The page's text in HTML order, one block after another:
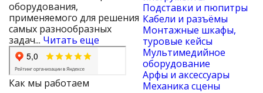
оборудования,
применяемого для решения
самых разнообразных
задач... Читать еще
Как мы работаем
Подставки и пюпитры
Кабели и разъёмы
Монтажные шкафы,
туровые кейсы
Мультимедийное
оборудование
Арфы и аксессуары
Механика сцены